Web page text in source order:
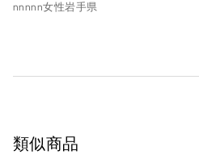
nnnnn女性岩手県
類似商品